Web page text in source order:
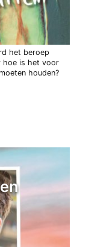
het beroep
hoe is het voor
houden?